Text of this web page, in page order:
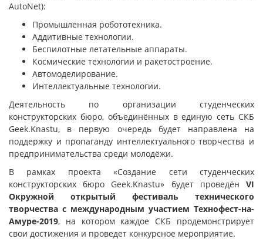
AutoNet):
Промышленная робототехника.
Аддитивные технологии.
Беспилотные летательные аппараты.
Космические технологии и ракетостроение.
Автомоделирование.
Интеллектуальные технологии.
Деятельность по организации студенческих
конструкторских бюро, объединённых в единую сеть СКБ
Geek.Knastu, в первую очередь будет направлена на
поддержку и пропаганду интеллектуального творчества и
предпринимательства среди молодёжи.
В рамках проекта «Создание сети студенческих
конструкторских бюро Geek.Knastu» будет проведён VI
Окружной открытый фестиваль технического
творчества с международным участием Технофест-на-
Амуре-2019, на котором каждое СКБ продемонстрирует
свои достижения и проведет конкурсное мероприятие.